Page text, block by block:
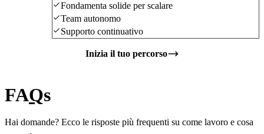
Fondamenta solide per scalare
Team autonomo
Supporto continuativo
Inizia il tuo percorso
FAQs
Hai domande? Ecco le risposte più frequenti su come lavoro e cosa